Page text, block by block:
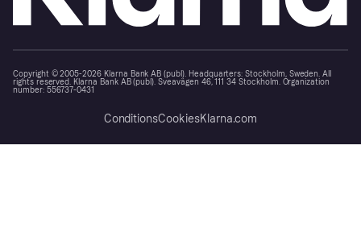
Copyright © 2005-2026 Klarna Bank AB (publ). Headquarters: Stockholm, Sweden. All
rights reserved. Klarna Bank AB (publ). Sveavägen 46, 111 34 Stockholm. Organization
number: 556737-0431
ConditionsCookiesKlarna.com